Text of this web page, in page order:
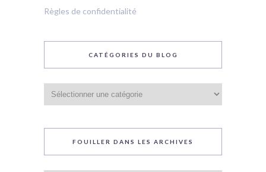
Règles de confidentialité
CATÉGORIES DU BLOG
du
blog
FOUILLER DANS LES ARCHIVES